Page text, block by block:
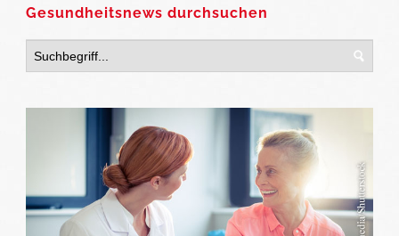
Gesundheitsnews durchsuchen